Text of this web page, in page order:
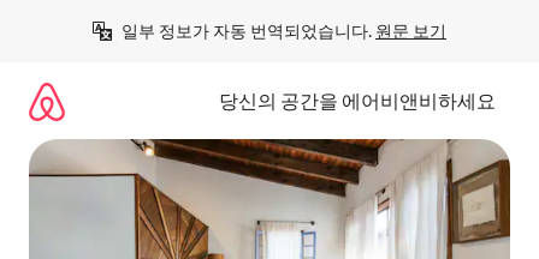
일부 정보가 자동 번역되었습니다. 원문 보기
당신의 공간을 에어비앤비하세요